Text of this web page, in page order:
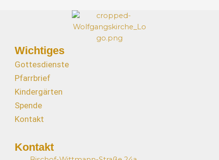
Wichtiges
Gottesdienste
Pfarrbrief
Kindergärten
Spende
Kontakt
Kontakt